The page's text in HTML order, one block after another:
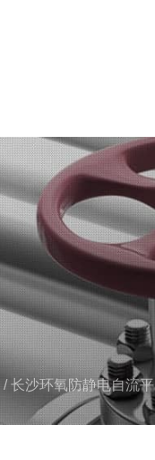
/长沙环氧防静电自流平